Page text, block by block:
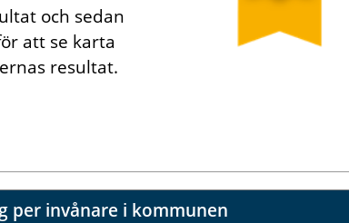
och sedan
att se karta
resultat.
per invånare i kommunen